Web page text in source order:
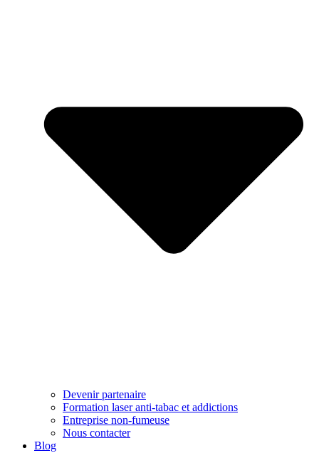
Devenir partenaire
Formation laser anti-tabac et addictions
Entreprise non-fumeuse
Nous contacter
Blog